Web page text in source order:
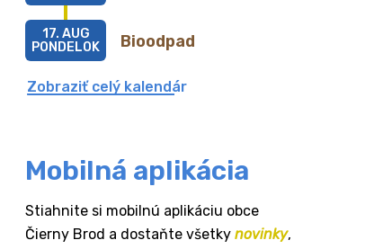
Bioodpad
17. AUG
PONDELOK
Zobraziť celý kalendár
Mobilná aplikácia
Stiahnite si mobilnú aplikáciu obce
Čierny Brod a dostaňte všetky novinky,